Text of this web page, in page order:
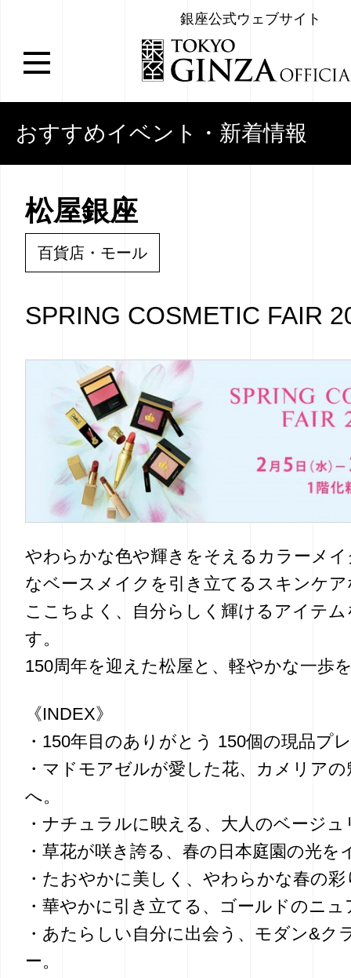
銀座公式ウェブサイト
おすすめイベント・新着情報
松屋銀座
百貨店・モール
SPRING COSMETIC FAIR
やわらかな色や輝きをそえるカラーメ
なベースメイクを引き立てるスキンケ
ここちよく、自分らしく輝けるアイテ
す。
150周年を迎えた松屋と、軽やかな一歩
《INDEX》
・150年目のありがとう 150個の現品プ
・マドモアゼルが愛した花、カメリア
へ。
・ナチュラルに映える、大人のベージ
・草花が咲き誇る、春の日本庭園の光を
・たおやかに美しく、やわらかな春の彩
・華やかに引き立てる、ゴールドのニ
・あたらしい自分に出会う、モダン&ク
ー。